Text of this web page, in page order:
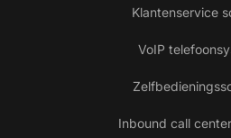
Klantenservice
VoIP
Inbound call